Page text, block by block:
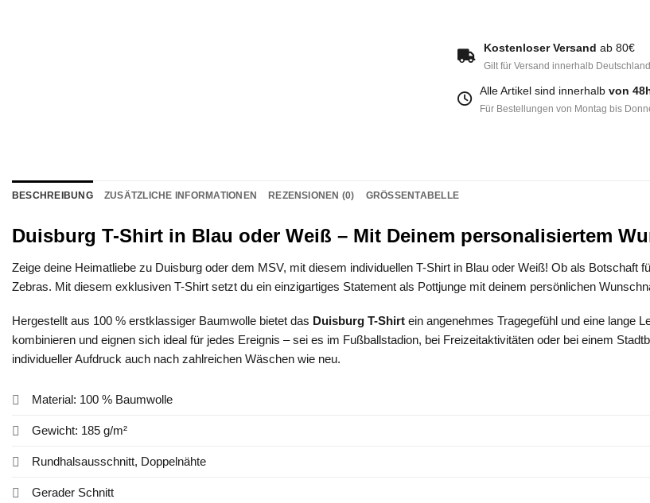
Kostenloser Versand ab 80€
Gilt für Versand innerhalb
Alle Artikel sind innerhalb von
Für Bestellungen von Montag bis
BESCHREIBUNG ZUSÄTZLICHE INFORMATIONEN REZENSIONEN (0) GRÖSSENTABELLE
Duisburg T-Shirt in Blau oder Weiß – Mit Deinem personalisiertem
Zeige deine Heimatliebe zu Duisburg oder dem MSV, mit diesem individuellen T-Shirt in Blau oder Weiß! Ob als
Zebras. Mit diesem exklusiven T-Shirt setzt du ein einzigartiges Statement als Pottjunge mit deinem persönlichen
Hergestellt aus 100 % erstklassiger Baumwolle bietet das Duisburg T-Shirt ein angenehmes Tragegefühl und eine lange
kombinieren und eignen sich ideal für jedes Ereignis – sei es im Fußballstadion, bei Freizeitaktivitäten oder bei einem
individueller Aufdruck auch nach zahlreichen Wäschen wie neu.
Material: 100 % Baumwolle
Gewicht: 185 g/m²
Rundhalsausschnitt, Doppelnähte
Gerader Schnitt